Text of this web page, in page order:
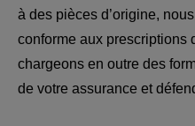
à des pièces d’origine,
conforme aux prescriptions
chargeons en outre des
de votre assurance et